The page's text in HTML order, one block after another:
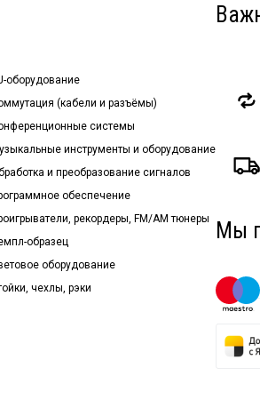
оборудование
(кабели и разъёмы)
системы
инструменты и оборудование
и преобразование сигналов
обеспечение
рекордеры, FM/AM тюнеры
образец
оборудование
чехлы, рэки
Мы